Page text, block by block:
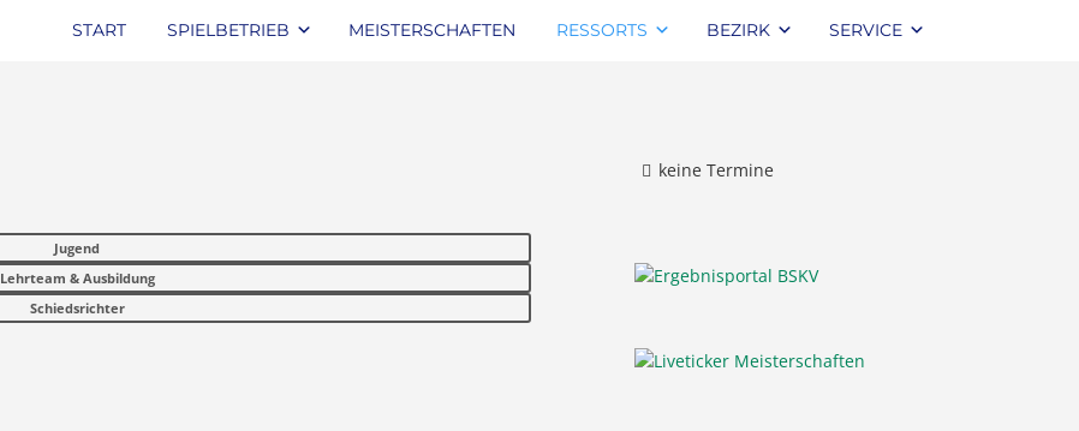
START SPIELBETRIEB MEISTERSCHAFTEN RESSORTS BEZIRK SERVICE
Jugend
Lehrteam & Ausbildung
Schiedsrichter
keine Termine